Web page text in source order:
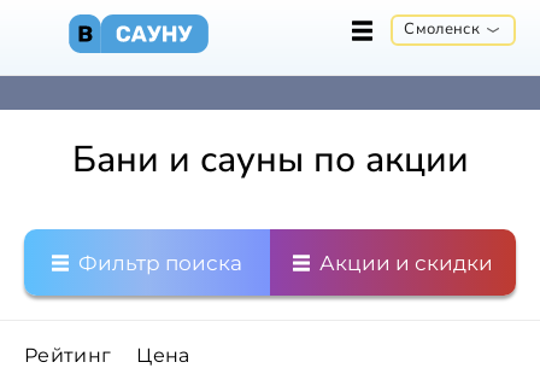
Смоленск
Бани и сауны по акции
Фильтр поиска Акции и скидки
Рейтинг Цена